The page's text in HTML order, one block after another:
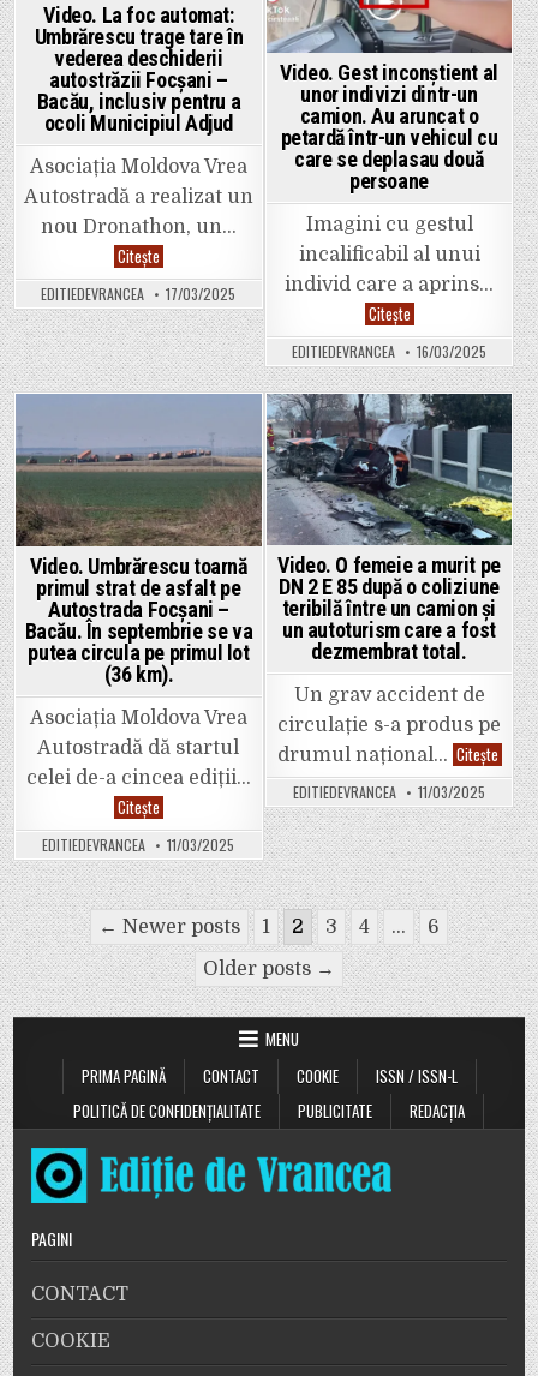
Video. La foc automat:
Umbrărescu trage tare în
vederea deschiderii
autostrăzii Focșani –
Bacău, inclusiv pentru a
ocoli Municipiul Adjud
Asociația Moldova Vrea
Autostradă a realizat un
nou Dronathon, un…
CiteșteVideo.
La
foc
automat:
Umbrărescu
trage
tare
în
vederea
deschiderii
–
Bacău,
inclusiv
a
ocoli
Municipiul
Adjud
EDITIEDEVRANCEA 17/03/2025
Video. Gest inconștient al
unor indivizi dintr-un
camion. Au aruncat o
petardă într-un vehicul cu
care se deplasau două
persoane
Imagini cu gestul
incalificabil al unui
individ care a aprins…
CiteșteVideo.
Gest
inconștient
al
unor
indivizi
dintr-
un
camion.
Au
aruncat
o
petardă
într-
un
vehicul
cu
care
se
deplasau
două
persoane
EDITIEDEVRANCEA 16/03/2025
in
Video. Umbrărescu toarnă
primul strat de asfalt pe
Autostrada Focșani –
Bacău. În septembrie se va
putea circula pe primul lot
(36 km).
Asociația Moldova Vrea
Autostradă dă startul
celei de-a cincea ediții…
CiteșteVideo.
Umbrărescu
toarnă
primul
strat
de
asfalt
pe
Autostrada
Focșani
–
Bacău.
În
septembrie
se
putea
circula
pe
primul
lot
(36
EDITIEDEVRANCEA 11/03/2025
Posted
in
Video. O femeie a murit pe
DN 2 E 85 după o coliziune
teribilă între un camion și
un autoturism care a fost
dezmembrat total.
Un grav accident de
circulație s-a produs pe
drumul național… CiteșteVideo.
O
femeie
murit
pe
DN
2
E
85
după
o
teribilă
între
un
și
total.
EDITIEDEVRANCEA 11/03/2025
Paginație
articole
← Newer posts 1 2 3 4 …
6
Older posts →
MENU
PRIMA PAGINĂ
CONTACT COOKIE
ISSN / ISSN-L
POLITICĂ DE CONFIDENȚIALITATE
PUBLICITATE REDACȚIA
PAGINI
CONTACT
COOKIE